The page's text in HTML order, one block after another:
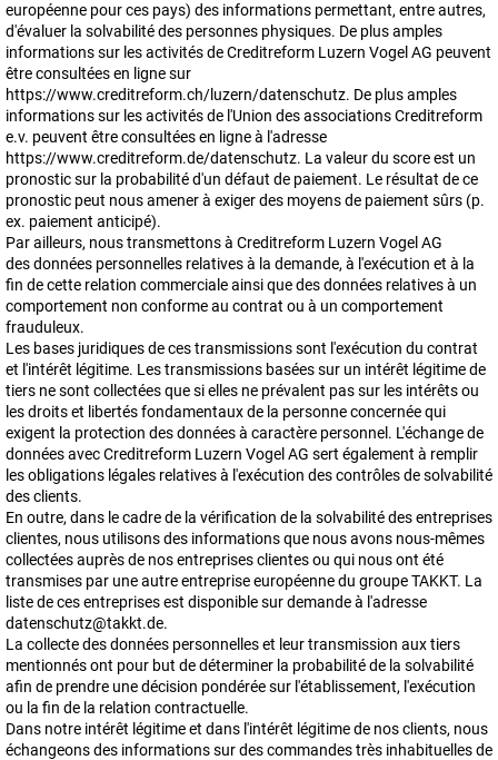
européenne pour ces pays) des informations permettant, entre autres,
d'évaluer la solvabilité des personnes physiques. De plus amples
informations sur les activités de Creditreform Luzern Vogel AG peuvent
être consultées en ligne sur
https://www.creditreform.ch/luzern/datenschutz. De plus amples
informations sur les activités de l'Union des associations Creditreform
e.v. peuvent être consultées en ligne à l'adresse
https://www.creditreform.de/datenschutz. La valeur du score est un
pronostic sur la probabilité d'un défaut de paiement. Le résultat de ce
pronostic peut nous amener à exiger des moyens de paiement sûrs (p.
ex. paiement anticipé).
Par ailleurs, nous transmettons à Creditreform Luzern Vogel AG
des données personnelles relatives à la demande, à l'exécution et à la
fin de cette relation commerciale ainsi que des données relatives à un
comportement non conforme au contrat ou à un comportement
frauduleux.
Les bases juridiques de ces transmissions sont l'exécution du contrat
et l'intérêt légitime. Les transmissions basées sur un intérêt légitime de
tiers ne sont collectées que si elles ne prévalent pas sur les intérêts ou
les droits et libertés fondamentaux de la personne concernée qui
exigent la protection des données à caractère personnel. L'échange de
données avec Creditreform Luzern Vogel AG sert également à remplir
les obligations légales relatives à l'exécution des contrôles de solvabilité
des clients.
En outre, dans le cadre de la vérification de la solvabilité des entreprises
clientes, nous utilisons des informations que nous avons nous-mêmes
collectées auprès de nos entreprises clientes ou qui nous ont été
transmises par une autre entreprise européenne du groupe TAKKT. La
liste de ces entreprises est disponible sur demande à l'adresse
datenschutz@takkt.de.
La collecte des données personnelles et leur transmission aux tiers
mentionnés ont pour but de déterminer la probabilité de la solvabilité
afin de prendre une décision pondérée sur l'établissement, l'exécution
ou la fin de la relation contractuelle.
Dans notre intérêt légitime et dans l'intérêt légitime de nos clients, nous
échangeons des informations sur des commandes très inhabituelles de